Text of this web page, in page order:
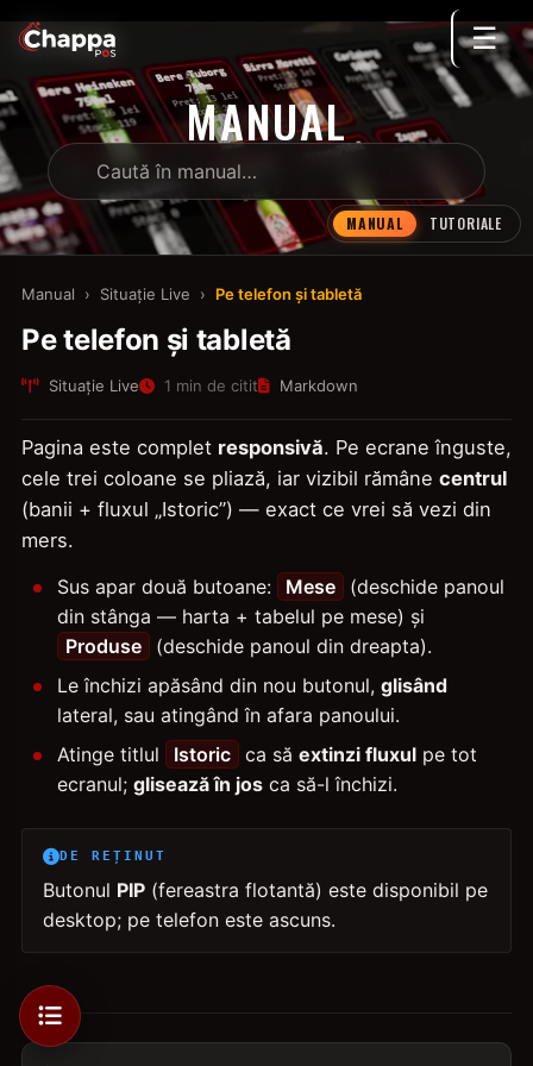
☰
MANUAL
MANUAL TUTORIALE
Manual › Situație Live › Pe telefon și tabletă
Pe telefon și tabletă
Situație Live 1 min de citit Markdown
Pagina este complet responsivă. Pe ecrane înguste,
cele trei coloane se pliază, iar vizibil rămâne centrul
(banii + fluxul „Istoric”) — exact ce vrei să vezi din
mers.
Sus apar două butoane:
Mese
(deschide panoul
din stânga — harta + tabelul pe mese) și
Produse
(deschide panoul din dreapta).
Le închizi apăsând din nou butonul, glisând
lateral, sau atingând în afara panoului.
Atinge titlul
Istoric ca să extinzi fluxul pe tot
ecranul; glisează în jos ca să-l închizi.
DE REȚINUT
Butonul PIP (fereastra flotantă) este disponibil pe
desktop; pe telefon este ascuns.